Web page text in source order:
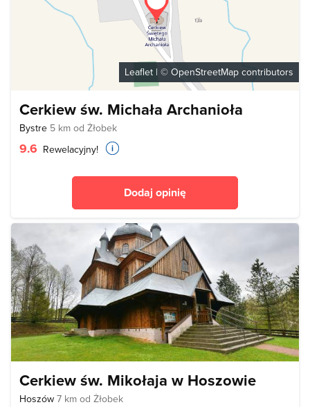
Leaflet | © OpenStreetMap contributors
Cerkiew św. Michała Archanioła
Bystre 5 km od Żłobek
9.6 Rewelacyjny!
Dodaj opinię
Cerkiew św. Mikołaja w Hoszowie
Hoszów 7 km od Żłobek